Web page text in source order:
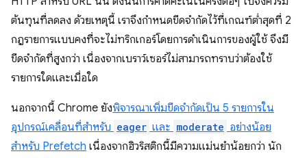
ต้นทุนที่ลดลง ด้วยเหตุนี้ เราจึงกำหนดขีดจำกัดไว้ที่เกณฑ์ต่ำสุดที่ 2
กฎรายการแบบคงที่จะไม่ทริกเกอร์โดยการดำเนินการของผู้ใช้ จึงมี
ขีดจำกัดที่สูงกว่า เนื่องจากเบราว์เซอร์ไม่สามารถทราบว่าต้องใช้
รายการใดและเมื่อใด
นอกจากนี้ Chrome ยังพิจารณาเพิ่มขีดจำกัดเป็น 5 รายการใน
อุปกรณ์เคลื่อนที่สำหรับ eager และ moderate อย่างน้อย
สำหรับ Prefetch เนื่องจากฮิวริสติกนี้มีความแม่นยำน้อยกว่า นัก